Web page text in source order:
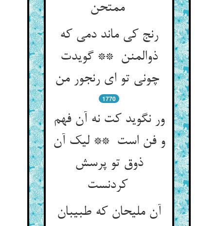
ممتحن
رنج کی ماند دمی که
ذوالمنن ** گویدت
1770
ور نگوید کت نه آن فهم
و فن است ** لیک آن
ذوق تو پرسش
کردنست
آن ملیحان که طبیبان